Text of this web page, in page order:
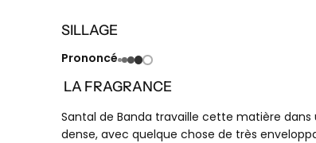
SILLAGE
Prononcé
LA FRAGRANCE
Santal de Banda travaille cette matière
dense, avec quelque chose de très